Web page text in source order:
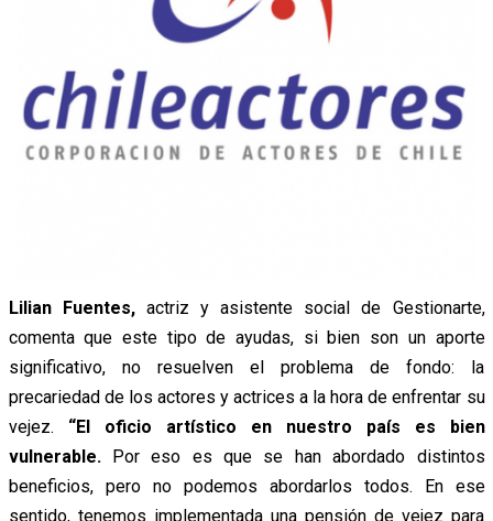
Lilian Fuentes,actriz y asistente social de Gestionarte,
comenta que este tipo de ayudas, si bien son un aporte
significativo, no resuelven el problema de fondo: la
precariedad de los actores y actrices a la hora de enfrentar su
vejez. “El oficio artístico en nuestro país es bien
vulnerable. Por eso es que se han abordado distintos
beneficios, pero no podemos abordarlos todos. En ese
sentido, tenemos implementada una pensión de vejez para